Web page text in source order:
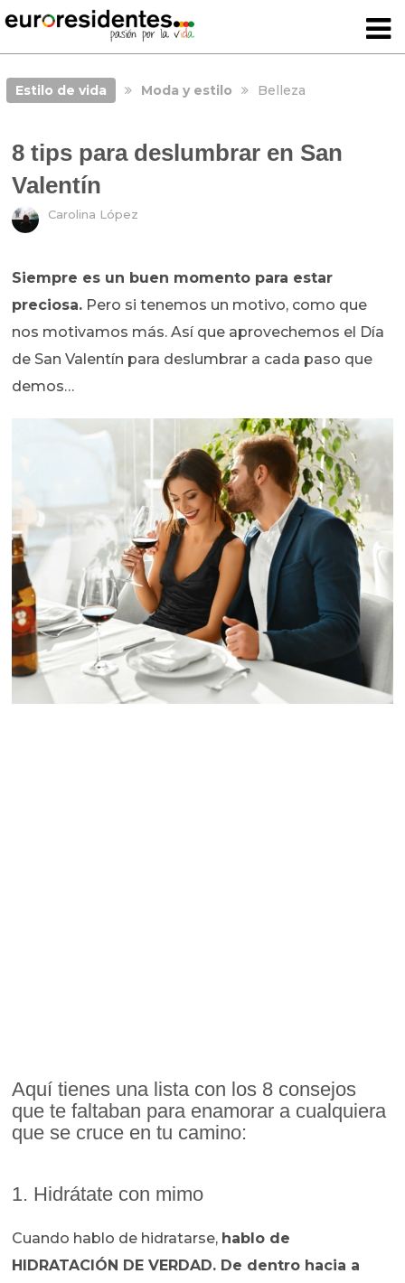
Estilo de vida Moda y estilo Belleza
8 tips para deslumbrar en San
Valentín
Carolina López
Siempre es un buen momento para estar
preciosa. Pero si tenemos un motivo, como que
nos motivamos más. Así que aprovechemos el Día
de San Valentín para deslumbrar a cada paso que
demos…
Aquí tienes una lista con los 8 consejos
que te faltaban para enamorar a cualquiera
que se cruce en tu camino:
1. Hidrátate con mimo
Cuando hablo de hidratarse, hablo de
HIDRATACIÓN DE VERDAD. De dentro hacia a